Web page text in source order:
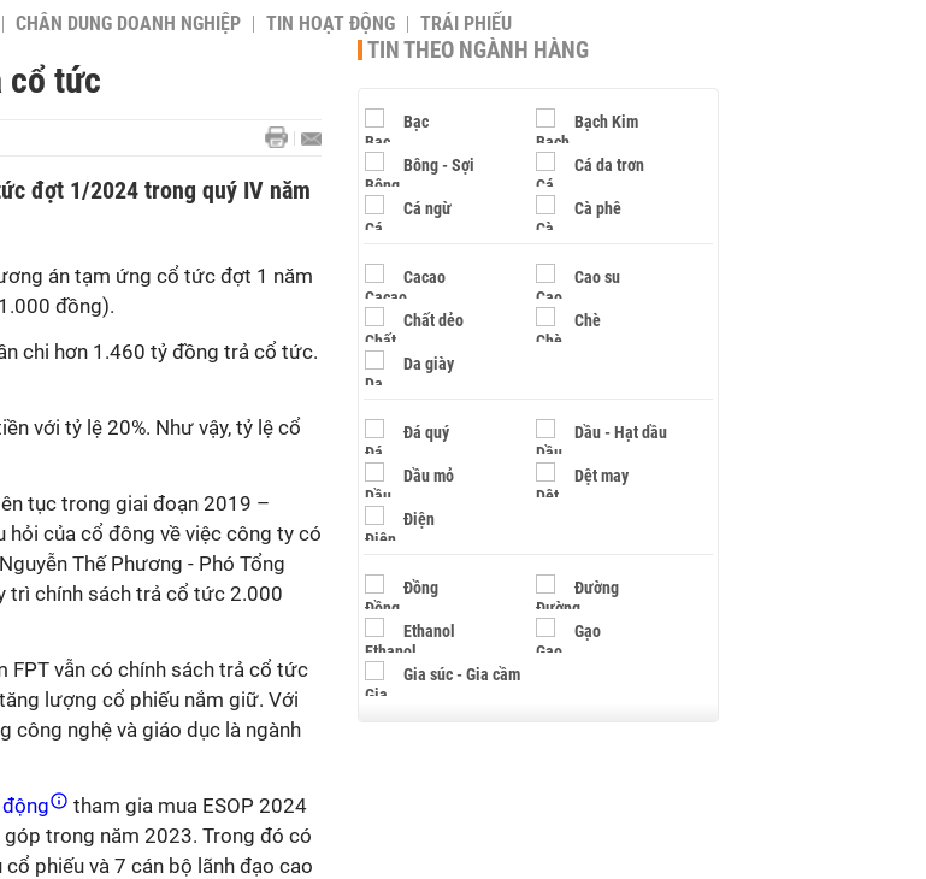
CHÂN DUNG DOANH NGHIỆP TIN HOẠT ĐỘNG TRÁI PHIẾU
cổ tức
đợt 1/2024 trong quý IV năm
án tạm ứng cổ tức đợt 1 năm
đồng).
chi hơn 1.460 tỷ đồng trả cổ tức.
với tỷ lệ 20%. Như vậy, tỷ lệ cổ
tục trong giai đoạn 2019 –
của cổ đông về việc công ty có
Nguyễn Thế Phương - Phó Tổng
trì chính sách trả cổ tức 2.000
FPT vẫn có chính sách trả cổ tức
lượng cổ phiếu nắm giữ. Với
công nghệ và giáo dục là ngành
động
tham gia mua ESOP 2024
trong năm 2023. Trong đó có
cổ phiếu và 7 cán bộ lãnh đạo cao
TIN THEO NGÀNH HÀNG
Bạc Bạch Kim
Bông - Sợi Cá da trơn
Cá ngừ Cà phê
Cacao Cao su
Chất dẻo Chè
Da giày
Đá quý Dầu - Hạt dầu
Dầu mỏ Dệt may
Điện
Đồng Đường
Ethanol Gạo
Gia súc - Gia cầm